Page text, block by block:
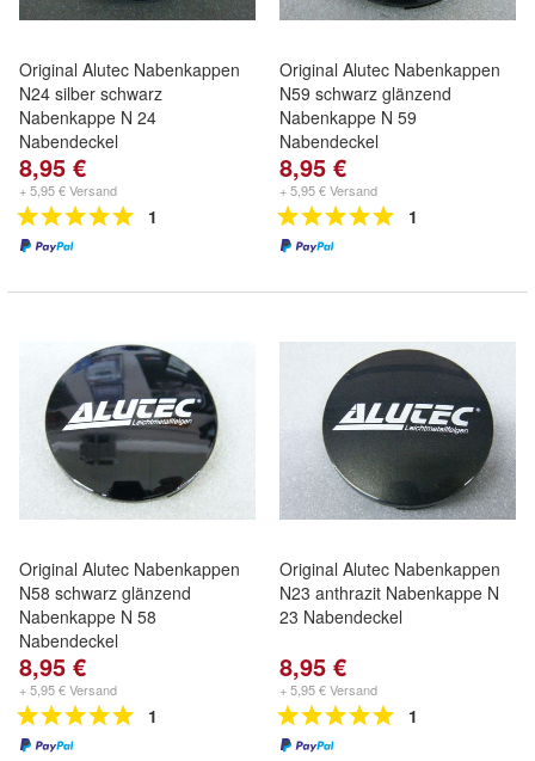
Original Alutec Nabenkappen
N24 silber schwarz
Nabenkappe N 24
Nabendeckel
8,95 €
+ 5,95 € Versand
1
Original Alutec Nabenkappen
N59 schwarz glänzend
Nabenkappe N 59
Nabendeckel
8,95 €
+ 5,95 € Versand
1
Original Alutec Nabenkappen
N58 schwarz glänzend
Nabenkappe N 58
Nabendeckel
8,95 €
+ 5,95 € Versand
1
Original Alutec Nabenkappen
N23 anthrazit Nabenkappe N
23 Nabendeckel
8,95 €
+ 5,95 € Versand
1